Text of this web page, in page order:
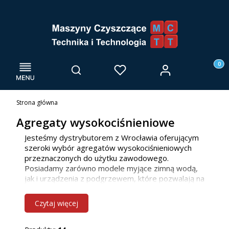
Menu Otwórz wyszukiwarkę
Szukaj Ulubione Zaloguj się
Strona główna
Agregaty wysokociśnieniowe
Jesteśmy dystrybutorem z Wrocławia oferującym
szeroki wybór agregatów wysokociśnieniowych
przeznaczonych do użytku zawodowego.
Posiadamy zarówno modele myjące zimną wodą,
jak i urządzenia z podgrzewem, które pozwalają na
zanieczyszczeń. Dzięki ciśnieniu roboczemu w
zakresie od 120 do 210 barów agregaty
Czytaj więcej